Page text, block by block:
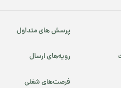
پرسش های متداول
رویه‌های ارسال
فرصت‌های شغلی